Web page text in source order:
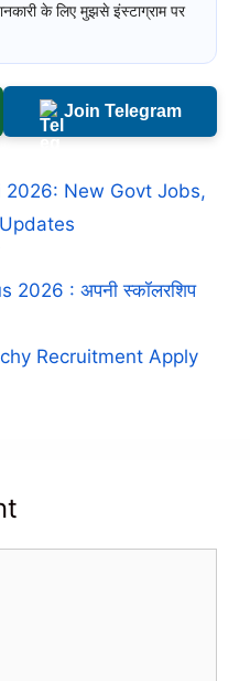
के लिए मुझसे इंस्टाग्राम पर
Join Telegram
2026: New Govt Jobs,
2026 : अपनी स्कॉलरशिप
Recruitment Apply